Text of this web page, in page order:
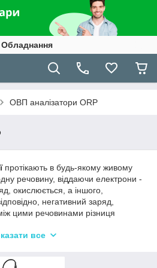
ОВП аналізатори ORP
протікають в будь-якому живому
речовину, віддаючи електрони -
окислюється, а іншого,
негативний заряд,
цими речовинами різниця
потенціал).
ОВП для кожної
все